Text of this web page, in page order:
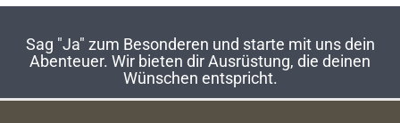
Sag "Ja" zum Besonderen und starte mit uns dein
Abenteuer. Wir bieten dir Ausrüstung, die deinen
Wünschen entspricht.